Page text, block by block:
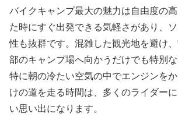
バイクキャンプ最大の魅力は自由度の
た時にすぐ出発できる気軽さがあり、
性も抜群です。混雑した観光地を避け
部のキャンプ場へ向かうだけでも特別な
特に朝の冷たい空気の中でエンジンを
けの道を走る時間は、多くのライダー
い思い出になります。